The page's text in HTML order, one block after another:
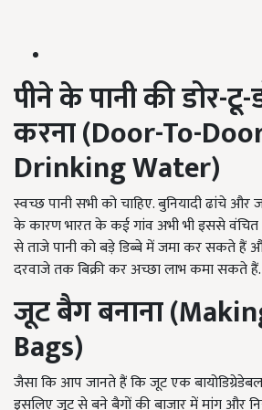
पीने के पानी की डोर-टू-
करना (Door-To-
Drinking Water)
स्वच्छ पानी सभी को चाहिए. बुनियादी ढांचे और
के कारण भारत के कई गांव अभी भी इससे
से ताजे पानी को बड़े डिब्बे में जमा कर सकते हैं
दरवाजे तक बिक्री कर अच्छा लाभ कमा सकते हैं.
जूट बैग बनाना (
Bags)
जैसा कि आप जानते हैं कि जूट एक